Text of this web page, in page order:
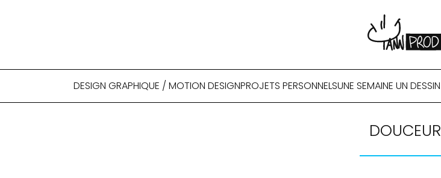
DESIGN GRAPHIQUE / MOTION DESIGNPROJETS PERSONNELSUNE SEMAINE UN DESSIN
DOUCEUR